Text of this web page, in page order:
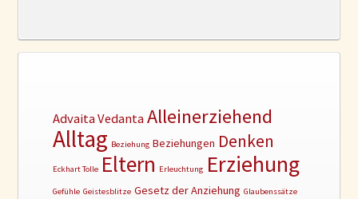
Advaita Vedanta Alleinerziehend
Alltag Beziehung Beziehungen Denken
Eckhart Tolle Eltern Erleuchtung Erziehung
Gefühle Geistesblitze Gesetz der Anziehung Glaubenssätze